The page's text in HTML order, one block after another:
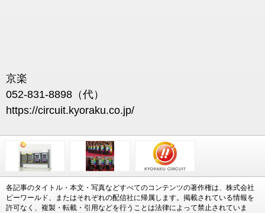
京楽
052-831-8898（代）
https://circuit.kyoraku.co.jp/
各記事のタイトル・本文・写真などすべてのコンテンツの著作権は、株式会社
ピーワールド、またはそれぞれの配信社に帰属します。掲載されている情報を
許可なく、複製・転載・引用などを行うことは法律によって禁止されていま